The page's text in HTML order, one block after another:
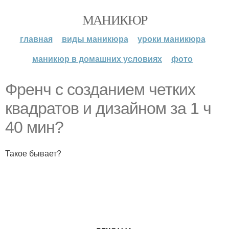
МАНИКЮР
главная виды маникюра
уроки маникюра
маникюр в домашних условиях
фото
Френч с созданием четких
квадратов и дизайном за 1 ч
40 мин?
Такое бывает?